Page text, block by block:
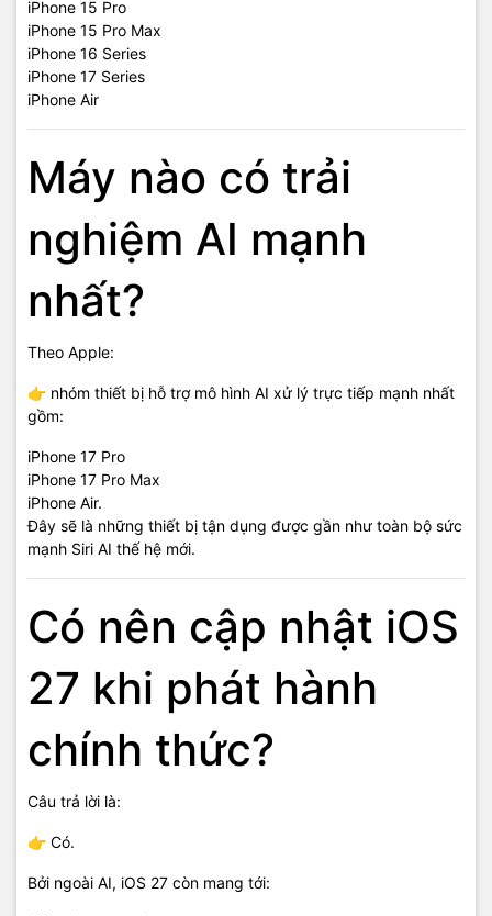
iPhone 15 Pro
iPhone 15 Pro Max
iPhone 16 Series
iPhone 17 Series
iPhone Air
Máy nào có trải
nghiệm AI mạnh
nhất?
Theo Apple:
👉 nhóm thiết bị hỗ trợ mô hình AI xử lý trực tiếp mạnh nhất
gồm:
iPhone 17 Pro
iPhone 17 Pro Max
iPhone Air.
Đây sẽ là những thiết bị tận dụng được gần như toàn bộ sức
mạnh Siri AI thế hệ mới.
Có nên cập nhật iOS
27 khi phát hành
chính thức?
Câu trả lời là:
👉 Có.
Bởi ngoài AI, iOS 27 còn mang tới: